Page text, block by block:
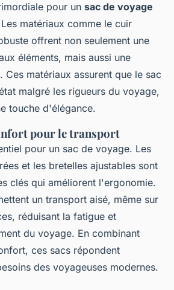
pour un sac de voyage
matériaux comme le cuir
offrent non seulement une
éléments, mais aussi une
Ces matériaux assurent que le sac
malgré les rigueurs du voyage,
touche d'élégance.
pour le transport
pour un sac de voyage. Les
et les bretelles ajustables sont
clés qui améliorent l'ergonomie.
un transport aisé, même sur
réduisant la fatigue et
du voyage. En combinant
ces sacs répondent
des voyageuses modernes.